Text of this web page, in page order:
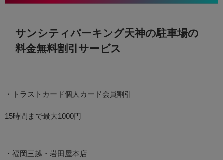
サンシティパーキング天神の駐車場の
料金無料割引サービス
・トラストカード個人カード会員割引
15時間まで最大1000円
・福岡三越・岩田屋本店